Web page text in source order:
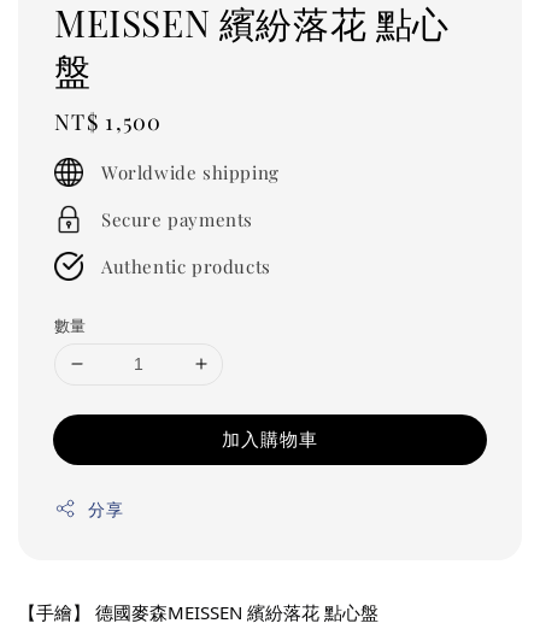
MEISSEN 繽紛落花 點心
盤
Regular
price
NT$ 1,500
Worldwide shipping
Secure payments
Authentic products
數量
加入購物車
分享
【手繪】 德國麥森MEISSEN 繽紛落花 點心盤